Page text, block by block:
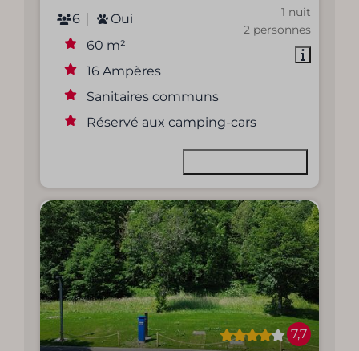
1 nuit
2 personnes
6
Oui
60 m²
16 Ampères
Sanitaires communs
Réservé aux camping-cars
7,7